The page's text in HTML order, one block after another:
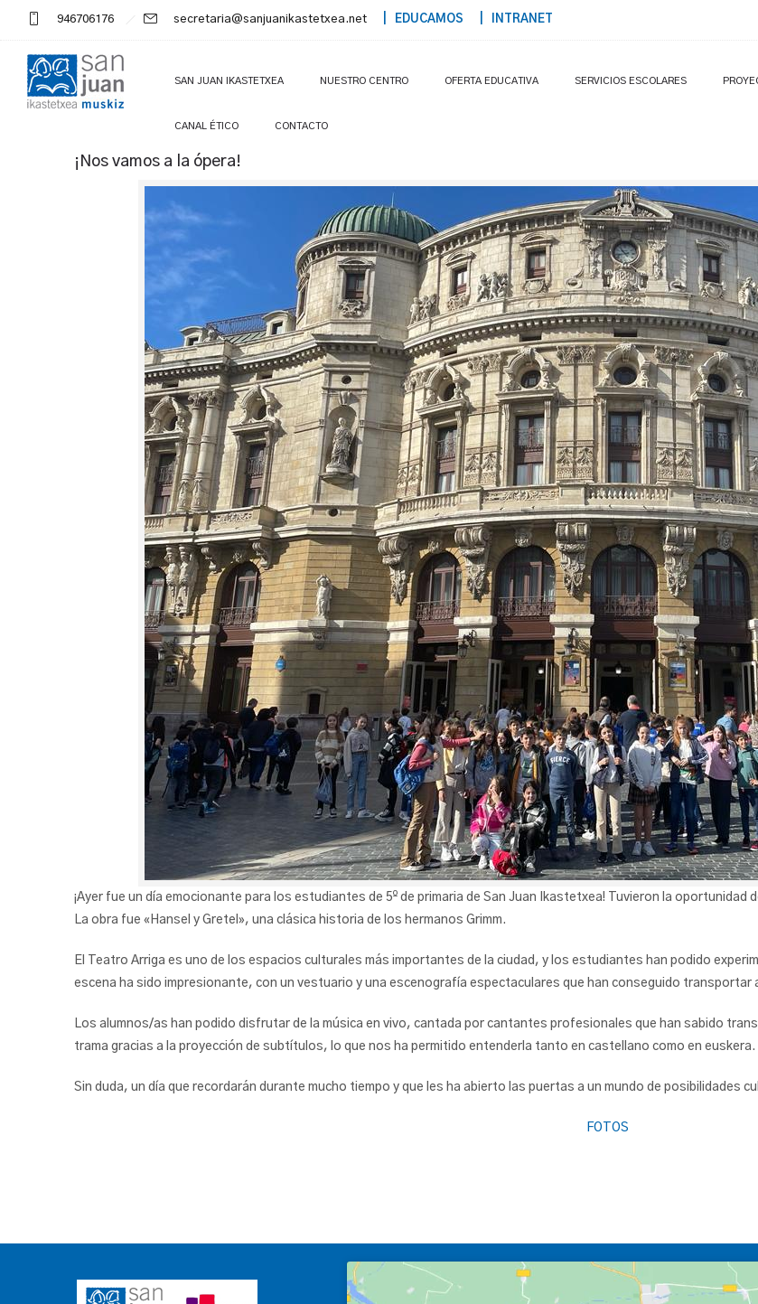
946706176 secretaria@sanjuanikastetxea.net | EDUCAMOS | INTRANET
SAN JUAN IKASTETXEA NUESTRO CENTRO OFERTA EDUCATIVA SERVICIOS ESCOLARES
CANAL ÉTICO CONTACTO
¡Nos vamos a la ópera!
¡Ayer fue un día emocionante para los estudiantes de 5º de primaria de San Juan Ikastetxea! Tuvieron la
La obra fue «Hansel y Gretel», una clásica historia de los hermanos Grimm.
El Teatro Arriga es uno de los espacios culturales más importantes de la ciudad, y los estudiantes han podido
escena ha sido impresionante, con un vestuario y una escenografía espectaculares que han conseguido transportar
Los alumnos/as han podido disfrutar de la música en vivo, cantada por cantantes profesionales que han sabido
trama gracias a la proyección de subtítulos, lo que nos ha permitido entenderla tanto en castellano como en euskera.
Sin duda, un día que recordarán durante mucho tiempo y que les ha abierto las puertas a un mundo de posibilidades
FOTOS